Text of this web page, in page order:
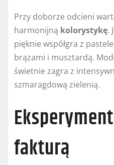
Przy doborze odcieni
harmonijną kolorystykę.
pięknie współgra z
brązami i musztardą.
świetnie zagra z
szmaragdową zielenią.
fakturą